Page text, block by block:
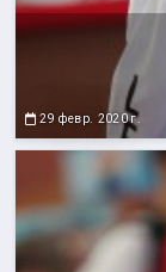
29 февр. 2020 г.